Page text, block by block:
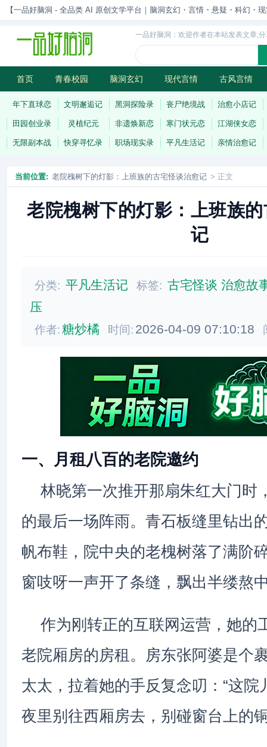
【一品好脑洞 - 全品类 AI 原创文学平台｜脑洞玄幻・言情・悬疑・科幻・
一品好脑洞：欢迎作者在本站发表文章,
首页 青春校园 脑洞玄幻 现代言情 古风言情
历史权谋 武侠江湖 灵异志怪 连载
年下直球恋 文明邂逅记 黑洞探险录 丧尸绝境战 治愈小店记
田园创业录 灵植纪元 非遗焕新恋 寒门状元恋 江湖侠女恋
无限副本战 快穿寻忆录 职场现实录 平凡生活记 亲情治愈记
当前位置: 老院槐树下的灯影：上班族的古宅怪谈治愈记 > 正文
老院槐树下的灯影：上班族
记
分类: 平凡生活记 标签: 古宅怪谈 治愈故
压
作者:糖炒橘 时间: 2026-04-09 07:10:18
一、月租八百的老院邀约
林晓第一次推开那扇朱红大门时
的最后一场阵雨。青石板缝里钻出
帆布鞋，院中央的老槐树落了满阶
窗吱呀一声开了条缝，飘出半缕熬
作为刚转正的互联网运营，她的
老院厢房的房租。房东张阿婆是个
太太，拉着她的手反复念叨：“这院
夜里别往西厢房去，别碰窗台上的